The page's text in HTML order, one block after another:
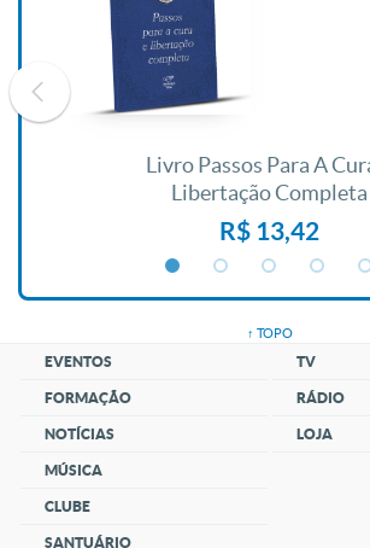
Livro Passos Para A
Libertação Completa
R$ 13,42
↑ TOPO
EVENTOS
FORMAÇÃO
NOTÍCIAS
MÚSICA
CLUBE
SANTUÁRIO
TV
RÁDIO
LOJA